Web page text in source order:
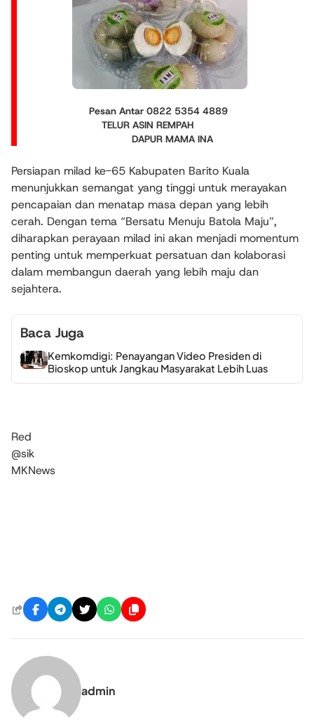
Pesan Antar 0822 5354 4889
TELUR ASIN REMPAH
DAPUR MAMA INA
Persiapan milad ke-65 Kabupaten Barito Kuala
menunjukkan semangat yang tinggi untuk merayakan
pencapaian dan menatap masa depan yang lebih
cerah. Dengan tema “Bersatu Menuju Batola Maju”,
diharapkan perayaan milad ini akan menjadi momentum
penting untuk memperkuat persatuan dan kolaborasi
dalam membangun daerah yang lebih maju dan
sejahtera.
Baca Juga
Kemkomdigi: Penayangan Video Presiden di
Bioskop untuk Jangkau Masyarakat Lebih Luas
Red
@sik
MKNews
admin